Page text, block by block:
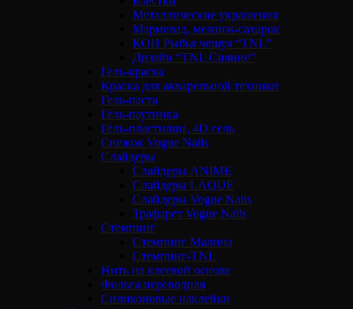
Металлические украшения
Мармелад, меланж-сахарок
КОИ Рыбья чешуя “TNL”
Дизайн “TNL Сияние”
Гель-краска
Краска для акварельной техники
Гель-паста
Гель-паутинка
Гель-пластилин, 4D гель
Снежок Vogue Nails
Слайдеры
Слайдеры ANIME
Слайдеры LAQUE
Слайдеры Vogue Nails
Трафарет Vogue Nails
Стемпинг
Стемпинг Малина
Стемпинг-TNL
Нить на клеевой основе
Фольга переводная
Силиконовые наклейки